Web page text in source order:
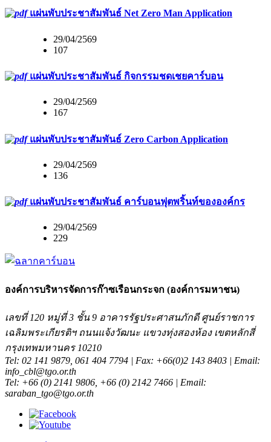
แผ่นพับประชาสัมพันธ์ Net Zero Man Application
29/04/2569
107
แผ่นพับประชาสัมพันธ์ กิจกรรมชดเชยคาร์บอน
29/04/2569
167
แผ่นพับประชาสัมพันธ์ Zero Carbon Application
29/04/2569
136
แผ่นพับประชาสัมพันธ์ คาร์บอนฟุตพริ้นท์ขององค์กร
29/04/2569
229
องค์การบริหารจัดการก๊าซเรือนกระจก (องค์การมหาชน)
เลขที่ 120 หมู่ที่ 3 ชั้น 9 อาคารรัฐประศาสนภักดี ศูนย์ราชการ
เฉลิมพระเกียรติฯ ถนนแจ้งวัฒนะ แขวงทุ่งสองห้อง เขตหลักสี่
กรุงเทพมหานคร 10210
Tel: 02 141 9879, 061 404 7794 | Fax: +66(0)2 143 8403 | Email:
info_cbl@tgo.or.th
Tel: +66 (0) 2141 9806, +66 (0) 2142 7466 | Email:
saraban_tgo@tgo.or.th